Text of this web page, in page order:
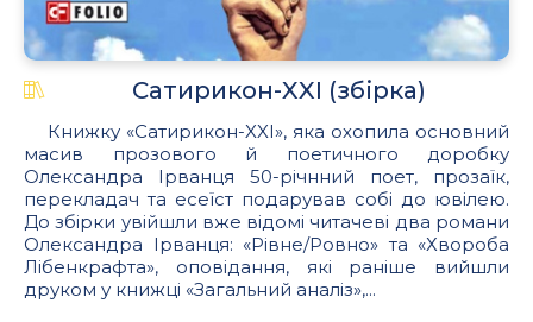
Сатирикон-XXI (збірка)
Книжку «Сатирикон-XXI», яка охопила основний
масив прозового й поетичного доробку
Олександра Ірванця 50-річнний поет, прозаїк,
перекладач та есеїст подарував собі до ювілею.
До збірки увійшли вже відомі читачеві два романи
Олександра Ірванця: «Рівне/Ровно» та «Хвороба
Лібенкрафта», оповідання, які раніше вийшли
друком у книжці «Загальний аналіз»,...